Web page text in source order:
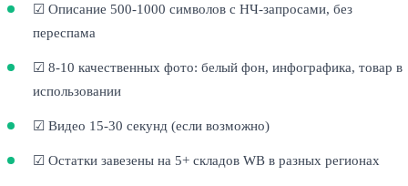
☑ Описание 500-1000 символов с НЧ-запросами, без
переспама
☑ 8-10 качественных фото: белый фон, инфографика, товар в
использовании
☑ Видео 15-30 секунд (если возможно)
☑ Остатки завезены на 5+ складов WB в разных регионах